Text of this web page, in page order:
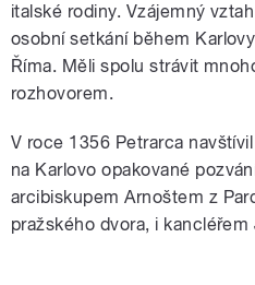
italské rodiny. Vzájemný
osobní setkání během
Říma. Měli spolu strávit
rozhovorem.
V roce 1356 Petrarca
na Karlovo opakované
arcibiskupem Arnoštem z
pražského dvora, i kancléřem